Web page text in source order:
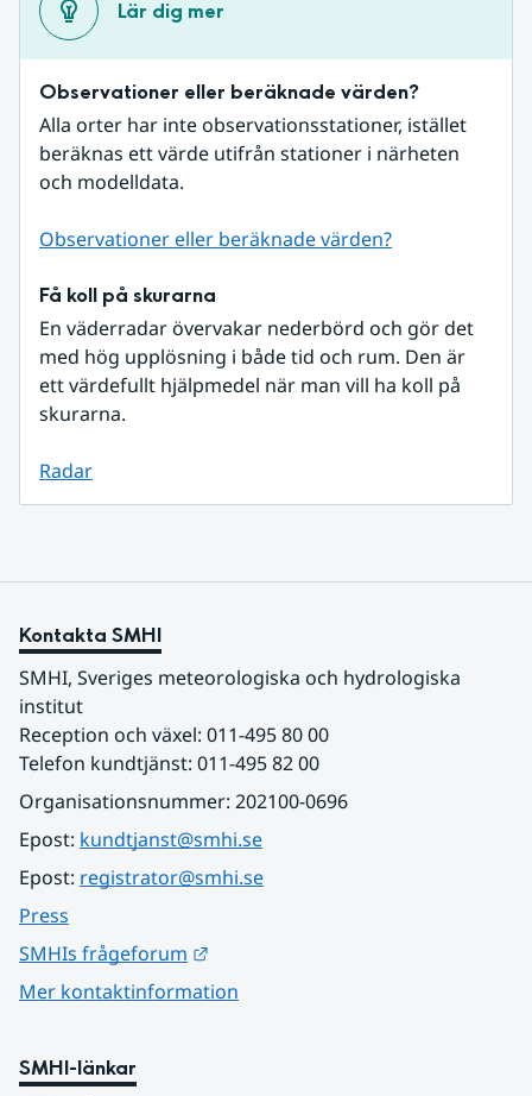
Lär dig mer
Observationer eller beräknade värden?
Alla orter har inte observationsstationer, istället
beräknas ett värde utifrån stationer i närheten
och modelldata.
Observationer eller beräknade värden?
Få koll på skurarna
En väderradar övervakar nederbörd och gör det
med hög upplösning i både tid och rum. Den är
ett värdefullt hjälpmedel när man vill ha koll på
skurarna.
Radar
Kontakta SMHI
SMHI, Sveriges meteorologiska och hydrologiska
institut
Reception och växel: 011-495 80 00
Telefon kundtjänst: 011-495 82 00
Organisationsnummer: 202100-0696
Epost: kundtjanst@smhi.se
Epost: registrator@smhi.se
Press
SMHIs frågeforum
Mer kontaktinformation
SMHI-länkar